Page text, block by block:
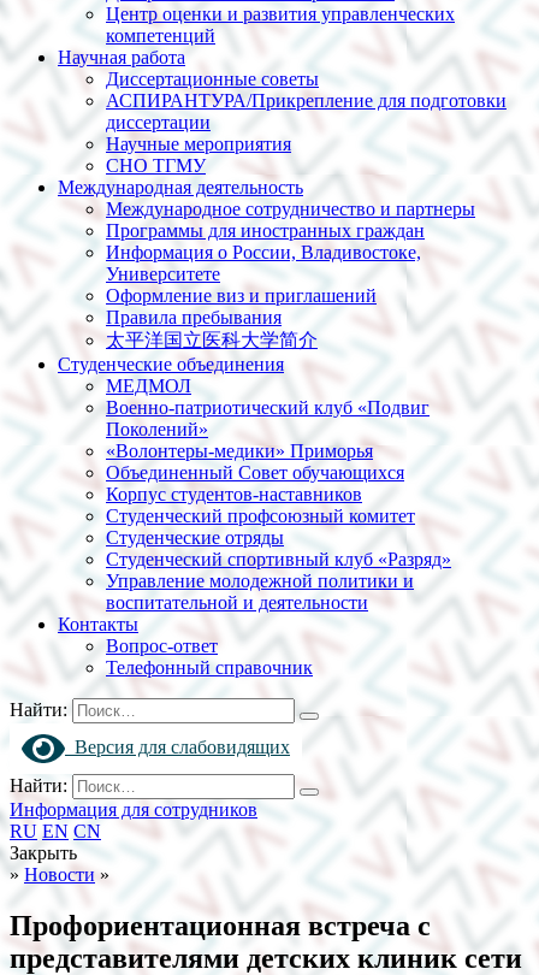
Центр оценки и развития управленческих
компетенций
Научная работа
Диссертационные советы
АСПИРАНТУРА/Прикрепление для подготовки
диссертации
Научные мероприятия
СНО ТГМУ
Международная деятельность
Международное сотрудничество и партнеры
Программы для иностранных граждан
Информация о России, Владивостоке,
Университете
Оформление виз и приглашений
Правила пребывания
太平洋国立医科大学简介
Студенческие объединения
МЕДМОЛ
Военно-патриотический клуб «Подвиг
Поколений»
«Волонтеры-медики» Приморья
Объединенный Совет обучающихся
Корпус студентов-наставников
Студенческий профсоюзный комитет
Студенческие отряды
Студенческий спортивный клуб «Разряд»
Управление молодежной политики и
воспитательной и деятельности
Контакты
Вопрос-ответ
Телефонный справочник
Найти:
Версия для слабовидящих
Найти:
Информация для сотрудников
RU EN CN
Закрыть
» Новости »
Профориентационная встреча с
представителями детских клиник сети